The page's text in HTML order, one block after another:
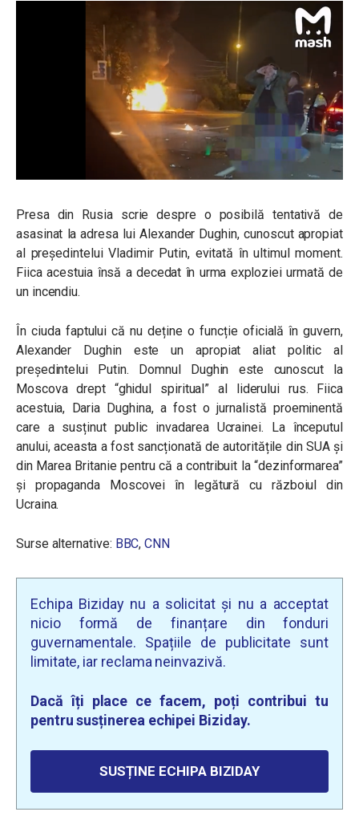
Presa din Rusia scrie despre o posibilă tentativă de
asasinat la adresa lui Alexander Dughin, cunoscut apropiat
al președintelui Vladimir Putin, evitată în ultimul moment.
Fiica acestuia însă a decedat în urma exploziei urmată de
un incendiu.
În ciuda faptului că nu deține o funcție oficială în guvern,
Alexander Dughin este un apropiat aliat politic al
președintelui Putin. Domnul Dughin este cunoscut la
Moscova drept “ghidul spiritual” al liderului rus. Fiica
acestuia, Daria Dughina, a fost o jurnalistă proeminentă
care a susținut public invadarea Ucrainei. La începutul
anului, aceasta a fost sancționată de autoritățile din SUA și
din Marea Britanie pentru că a contribuit la “dezinformarea”
și propaganda Moscovei în legătură cu războiul din
Ucraina.
Surse alternative: BBC,CNN
Echipa Biziday nu a solicitat și nu a acceptat
nicio formă de finanțare din fonduri
guvernamentale. Spațiile de publicitate sunt
limitate, iar reclama neinvazivă.
Dacă îți place ce facem, poți contribui tu
pentru susținerea echipei Biziday.
SUSȚINE ECHIPA BIZIDAY